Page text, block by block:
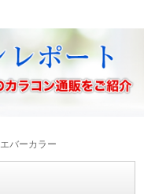
エバーカラー